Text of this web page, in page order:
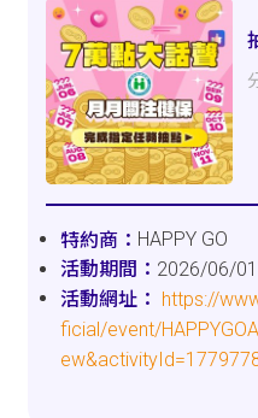
HAPPY GO
2026/06/
https://
ficial/event/